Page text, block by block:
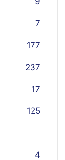
7
177
237
17
125
4